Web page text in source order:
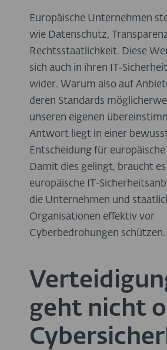
Europäische Unternehmen
wie Datenschutz,
Rechtsstaatlichkeit. Diese
sich auch in ihren IT-
wider. Warum also auf
deren Standards
unseren eigenen
Antwort liegt in einer
Entscheidung für
Damit dies gelingt, braucht
europäische IT-
die Unternehmen und
Organisationen effektiv vor
Cyberbedrohungen schützen.
geht nicht